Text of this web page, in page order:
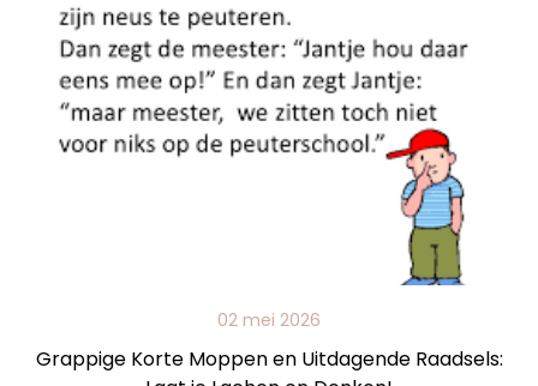
02 mei 2026
Grappige Korte Moppen en Uitdagende Raadsels: